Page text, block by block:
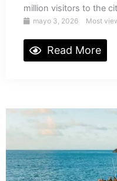
million visitors to the
mayo 3, 2026 Most
Read More